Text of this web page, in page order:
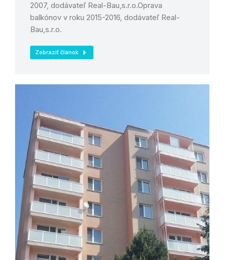
2007, dodávateľ Real-Bau,s.r.o.Oprava
balkónov v roku 2015-2016, dodávateľ Real-
Bau,s.r.o.
Zobraziť článok